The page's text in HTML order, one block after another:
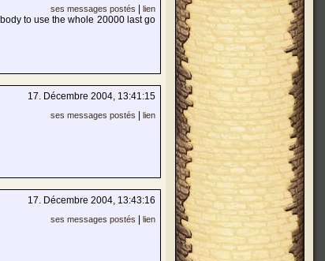
ses messages postés lien
to use the whole 20000 last go
17. Décembre 2004, 13:41:15
ses messages postés lien
17. Décembre 2004, 13:43:16
ses messages postés
lien